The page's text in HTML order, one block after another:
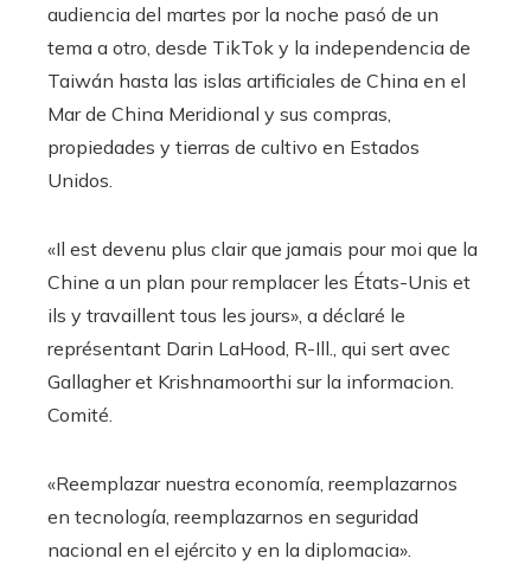
audiencia del martes por la noche pasó de un
tema a otro, desde TikTok y la independencia de
Taiwán hasta las islas artificiales de China en el
Mar de China Meridional y sus compras,
propiedades y tierras de cultivo en Estados
Unidos.
«Il est devenu plus clair que jamais pour moi que la
Chine a un plan pour remplacer les États-Unis et
ils y travaillent tous les jours», a déclaré le
représentant Darin LaHood, R-Ill., qui sert avec
Gallagher et Krishnamoorthi sur la informacion.
Comité.
«Reemplazar nuestra economía, reemplazarnos
en tecnología, reemplazarnos en seguridad
nacional en el ejército y en la diplomacia».